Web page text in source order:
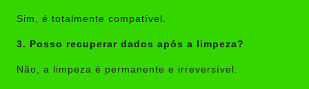
Sim, é totalmente compatível.
3. Posso recuperar dados após a limpeza?
Não, a limpeza é permanente e irreversível.